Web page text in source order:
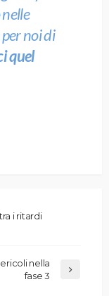
noi di
quel
i ritardi
nella
fase 3